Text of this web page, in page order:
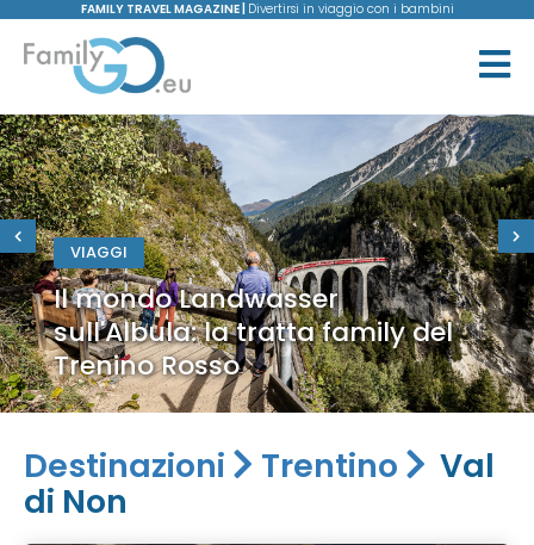
FAMILY TRAVEL MAGAZINE | Divertirsi in viaggio con i bambini
VIAGGI
Il mondo Landwasser
sull'Albula: la tratta family del
Trenino Rosso
Destinazioni Trentino
Val
di Non